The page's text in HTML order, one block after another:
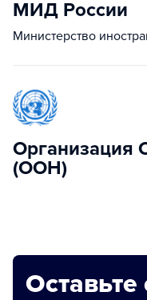
МИД России
Министерство
Организация
(ООН)
Оставьте